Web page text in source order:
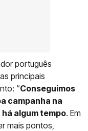
português
principais
“Conseguimos
campanha na
algum tempo. Em
mais pontos,